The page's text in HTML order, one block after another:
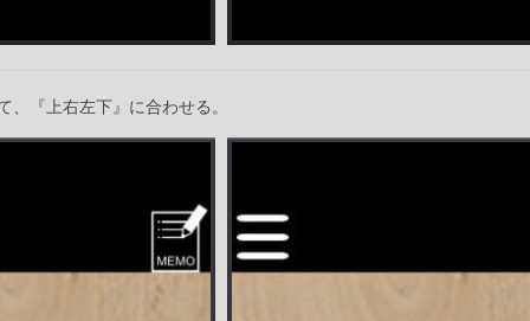
、『上右左下』に合わせる。